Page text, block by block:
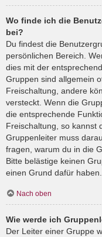
Wo finde ich die
bei?
Du findest die
persönlichen Bereich.
dies mit der
Gruppen sind allgemein
Freischaltung, andere
versteckt. Wenn die
die entsprechende
Freischaltung, so kannst
Gruppenleiter muss
fragen, warum du in die
Bitte belästige keinen
einen Grund dafür haben.
Nach oben
Wie werde ich
Der Leiter einer Gruppe